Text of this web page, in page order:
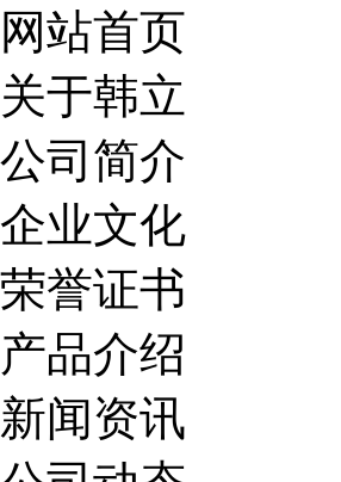
网站首页
关于韩立
公司简介
企业文化
荣誉证书
产品介绍
新闻资讯